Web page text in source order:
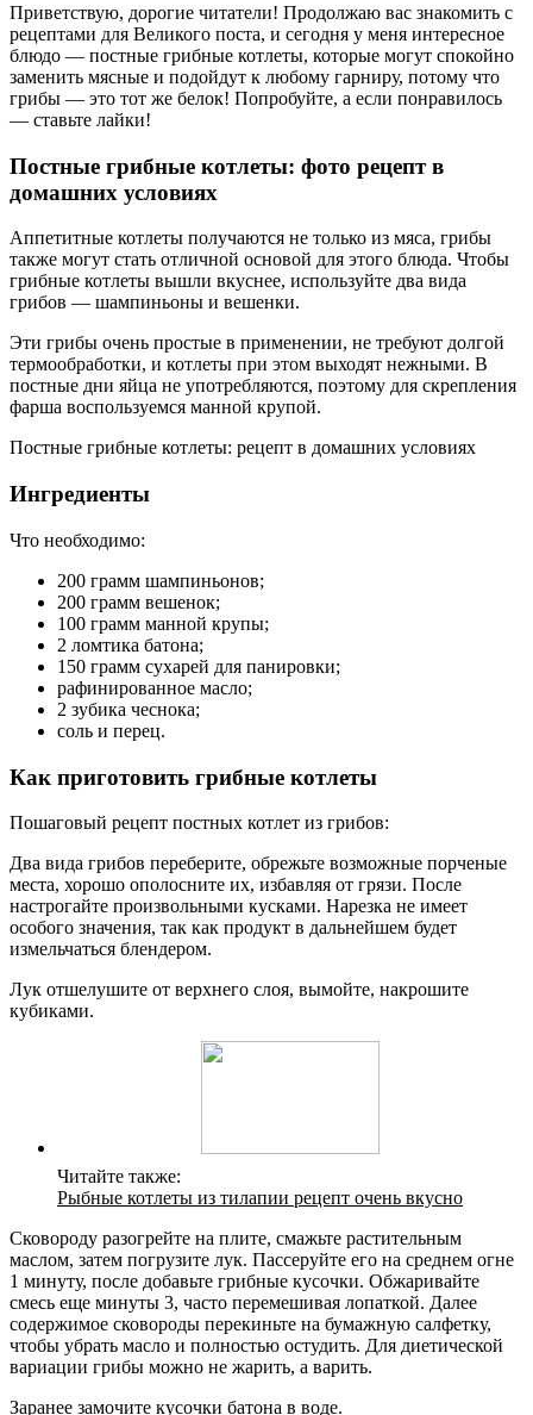
Приветствую, дорогие читатели! Продолжаю вас знакомить с
рецептами для Великого поста, и сегодня у меня интересное
блюдо — постные грибные котлеты, которые могут спокойно
заменить мясные и подойдут к любому гарниру, потому что
грибы — это тот же белок! Попробуйте, а если понравилось
— ставьте лайки!
Постные грибные котлеты: фото рецепт в
домашних условиях
Аппетитные котлеты получаются не только из мяса, грибы
также могут стать отличной основой для этого блюда. Чтобы
грибные котлеты вышли вкуснее, используйте два вида
грибов — шампиньоны и вешенки.
Эти грибы очень простые в применении, не требуют долгой
термообработки, и котлеты при этом выходят нежными. В
постные дни яйца не употребляются, поэтому для скрепления
фарша воспользуемся манной крупой.
Постные грибные котлеты: рецепт в домашних условиях
Ингредиенты
Что необходимо:
200 грамм шампиньонов;
200 грамм вешенок;
100 грамм манной крупы;
2 ломтика батона;
150 грамм сухарей для панировки;
рафинированное масло;
2 зубика чеснока;
соль и перец.
Как приготовить грибные котлеты
Пошаговый рецепт постных котлет из грибов:
Два вида грибов переберите, обрежьте возможные порченые
места, хорошо ополосните их, избавляя от грязи. После
настрогайте произвольными кусками. Нарезка не имеет
особого значения, так как продукт в дальнейшем будет
измельчаться блендером.
Лук отшелушите от верхнего слоя, вымойте, накрошите
кубиками.
Читайте также:
Рыбные котлеты из тилапии рецепт очень вкусно
Сковороду разогрейте на плите, смажьте растительным
маслом, затем погрузите лук. Пассеруйте его на среднем огне
1 минуту, после добавьте грибные кусочки. Обжаривайте
смесь еще минуты 3, часто перемешивая лопаткой. Далее
содержимое сковороды перекиньте на бумажную салфетку,
чтобы убрать масло и полностью остудить. Для диетической
вариации грибы можно не жарить, а варить.
Заранее замочите кусочки батона в воде.